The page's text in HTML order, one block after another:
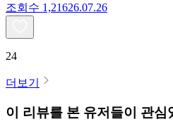
조회수 1,21626.07.26
24
더보기
이 리뷰를 본 유저들이 관심